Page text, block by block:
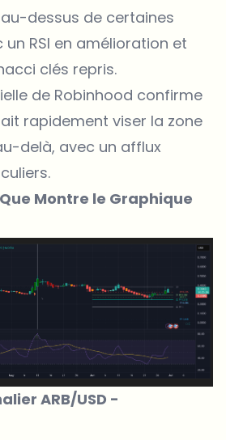
dessus de certaines
RSI en amélioration et
clés repris.
de Robinhood confirme
rapidement viser la zone
delà, avec un afflux
Montre le Graphique
ARB/USD -